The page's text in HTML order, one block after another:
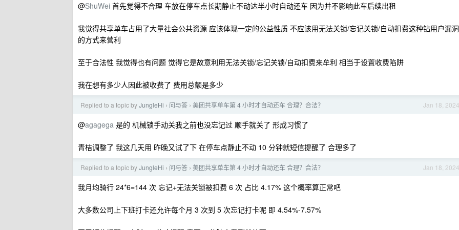
@ShuWei 首先觉得不合理 车放在停车点长期静止不动达半小时自动还车 因为并不影响此车后续出租
我觉得共享单车占用了大量社会公共资源 应该体现一定的公益性质 不应该用无法关锁/忘记关锁/自动扣费这种钻用户漏洞
的方式来营利
至于合法性 我觉得也有问题 觉得它是故意利用无法关锁/忘记关锁/自动扣费来牟利 相当于设置收费陷阱
我在想有多少人因此被收费了 费用总额是多少
Jan 18, 2024
Replied to a topic byJungleHi › 问与答 › 美团共享单车第 4 小时才自动还车 合理？合法？
@agagega 是的 机械锁手动关我之前也没忘记过 顺手就关了 形成习惯了
青桔调整了 我这几天用 昨晚又试了下 在停车点静止不动 10 分钟就短信提醒了 合理多了
Jan 18, 2024
Replied to a topic byJungleHi › 问与答 › 美团共享单车第 4 小时才自动还车 合理？合法？
我月均骑行 24*6=144 次 忘记+无法关锁被扣费 6 次 占比 4.17% 这个概率算正常吧
大多数公司上下班打卡还允许每个月 3 次到 5 次忘记打卡呢 即 4.54%-7.57%